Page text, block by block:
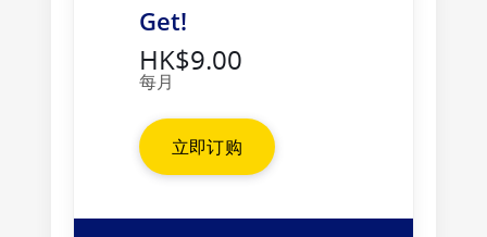
Get!
HK$9.00
每月
立即订购